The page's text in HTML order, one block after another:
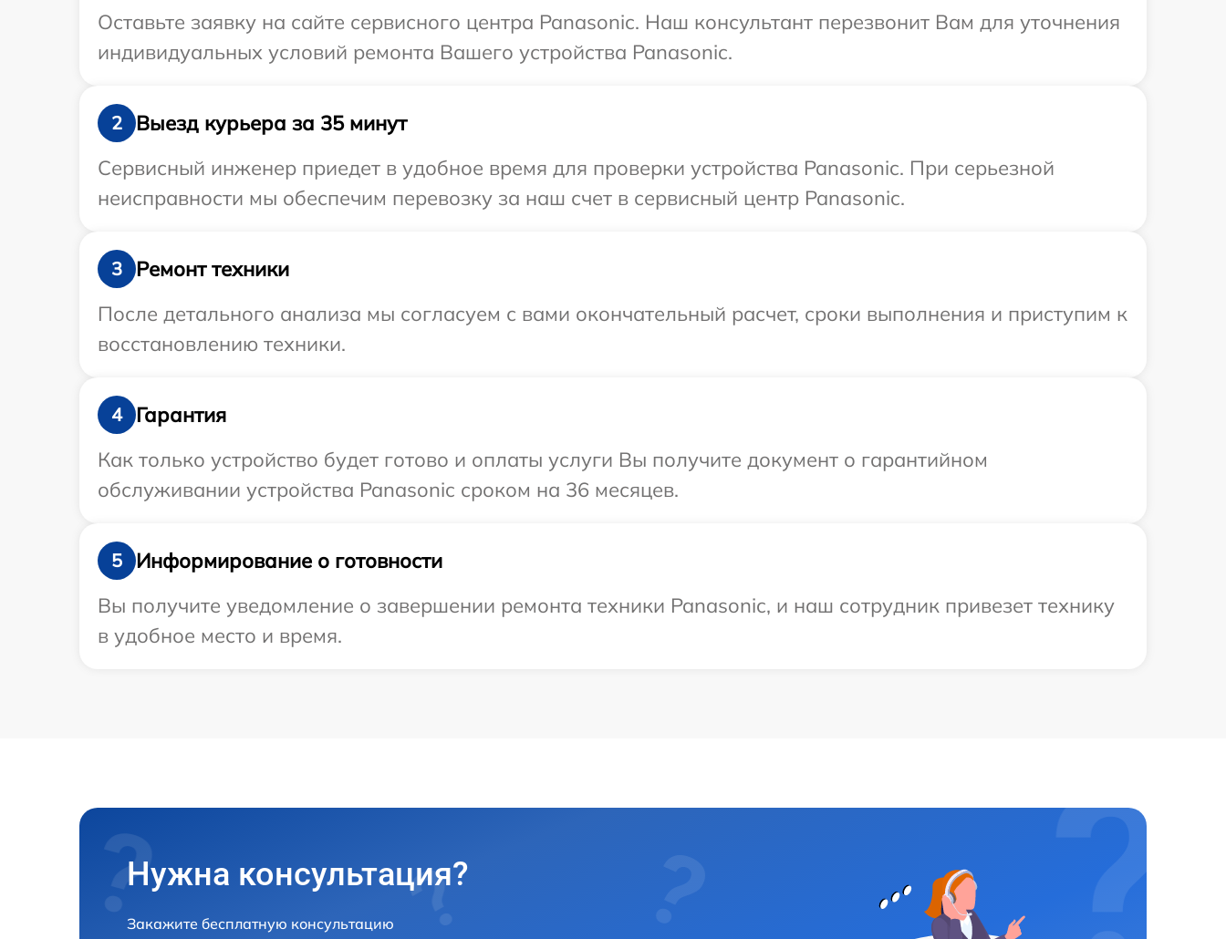
Оставьте заявку на сайте сервисного центра Panasonic. Наш консультант перезвонит Вам для уточнения
индивидуальных условий ремонта Вашего устройства Panasonic.
2
Выезд курьера за 35 минут
Сервисный инженер приедет в удобное время для проверки устройства Panasonic. При серьезной
неисправности мы обеспечим перевозку за наш счет в сервисный центр Panasonic.
3
Ремонт техники
После детального анализа мы согласуем с вами окончательный расчет, сроки выполнения и приступим к
восстановлению техники.
4
Гарантия
Как только устройство будет готово и оплаты услуги Вы получите документ о гарантийном
обслуживании устройства Panasonic сроком на 36 месяцев.
5
Информирование о готовности
Вы получите уведомление о завершении ремонта техники Panasonic, и наш сотрудник привезет технику
в удобное место и время.
Нужна консультация?
Закажите бесплатную консультацию